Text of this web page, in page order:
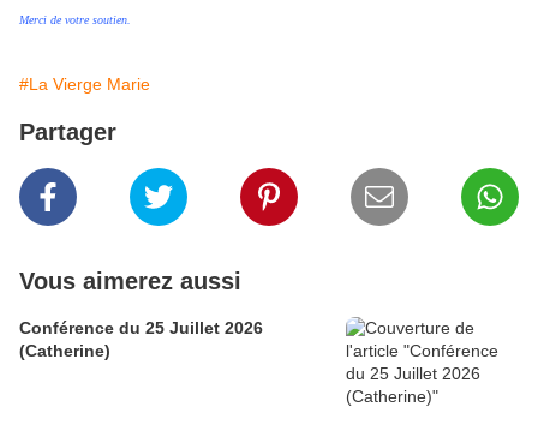
Merci de votre soutien.
#La Vierge Marie
Partager
Vous aimerez aussi
Conférence du 25 Juillet 2026
(Catherine)